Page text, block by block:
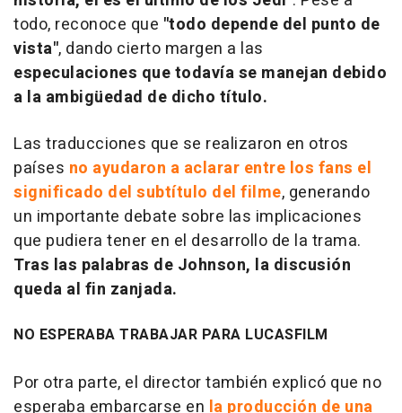
todo, reconoce que "todo depende del punto de
vista", dando cierto margen a las
especulaciones que todavía se manejan debido
a la ambigüedad de dicho título.
Las traducciones que se realizaron en otros
países no ayudaron a aclarar entre los fans el
significado del subtítulo del filme, generando
un importante debate sobre las implicaciones
que pudiera tener en el desarrollo de la trama.
Tras las palabras de Johnson, la discusión
queda al fin zanjada.
NO ESPERABA TRABAJAR PARA LUCASFILM
Por otra parte, el director también explicó que no
esperaba embarcarse en la producción de una